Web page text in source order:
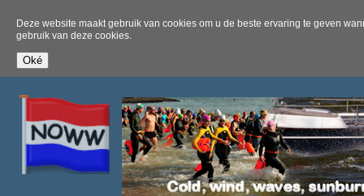
Deze website maakt gebruik van cookies om u de beste ervaring te geven
gebruik van deze cookies.